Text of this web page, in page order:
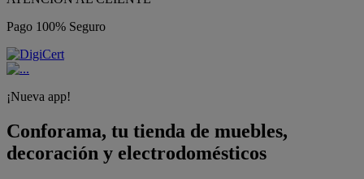
Pago 100% Seguro
¡Nueva app!
Conforama, tu tienda de muebles,
decoración y electrodomésticos